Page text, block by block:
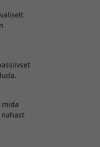
mida